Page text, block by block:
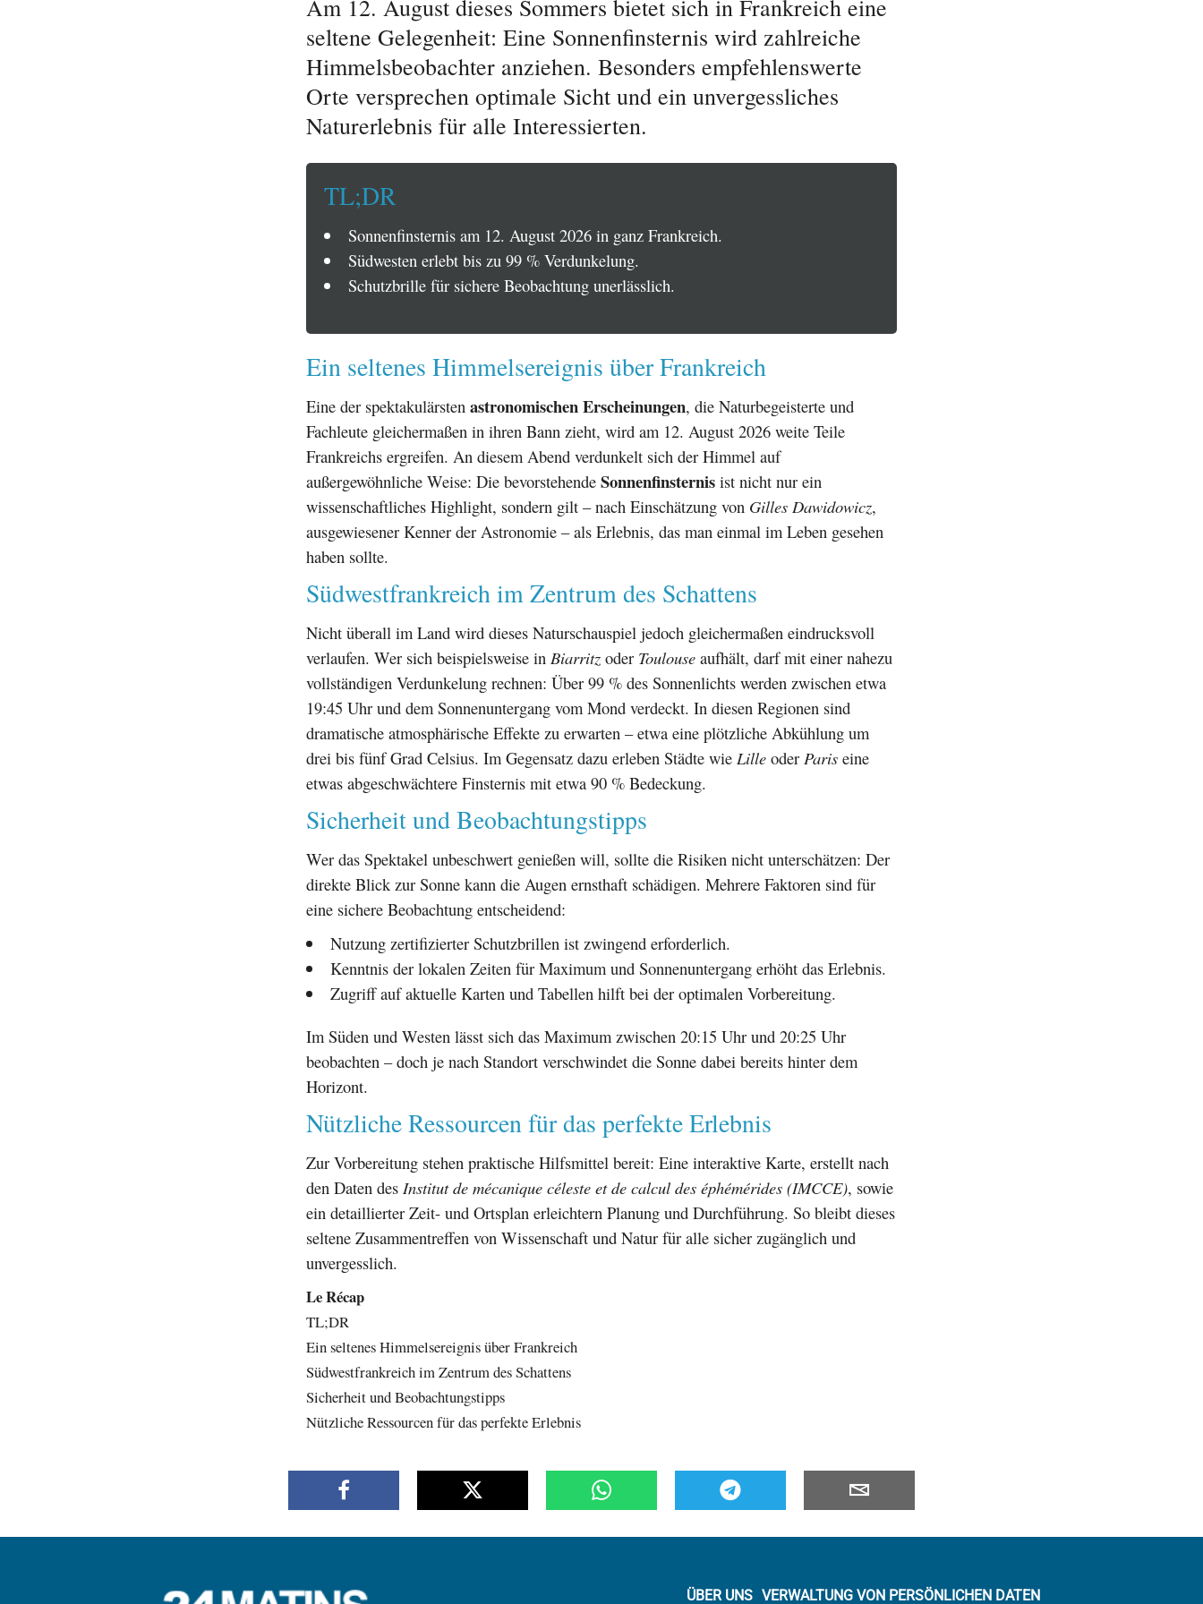
Am 12. August dieses Sommers bietet sich in Frankreich eine
seltene Gelegenheit: Eine Sonnenfinsternis wird zahlreiche
Himmelsbeobachter anziehen. Besonders empfehlenswerte
Orte versprechen optimale Sicht und ein unvergessliches
Naturerlebnis für alle Interessierten.
TL;DR
Sonnenfinsternis am 12. August 2026 in ganz Frankreich.
Südwesten erlebt bis zu 99 % Verdunkelung.
Schutzbrille für sichere Beobachtung unerlässlich.
Ein seltenes Himmelsereignis über Frankreich
Eine der spektakulärsten astronomischen Erscheinungen, die Naturbegeisterte und
Fachleute gleichermaßen in ihren Bann zieht, wird am 12. August 2026 weite Teile
Frankreichs ergreifen. An diesem Abend verdunkelt sich der Himmel auf
außergewöhnliche Weise: Die bevorstehende Sonnenfinsternis ist nicht nur ein
wissenschaftliches Highlight, sondern gilt – nach Einschätzung von Gilles Dawidowicz,
ausgewiesener Kenner der Astronomie – als Erlebnis, das man einmal im Leben gesehen
haben sollte.
Südwestfrankreich im Zentrum des Schattens
Nicht überall im Land wird dieses Naturschauspiel jedoch gleichermaßen eindrucksvoll
verlaufen. Wer sich beispielsweise in Biarritz oder Toulouse aufhält, darf mit einer nahezu
vollständigen Verdunkelung rechnen: Über 99 % des Sonnenlichts werden zwischen etwa
19:45 Uhr und dem Sonnenuntergang vom Mond verdeckt. In diesen Regionen sind
dramatische atmosphärische Effekte zu erwarten – etwa eine plötzliche Abkühlung um
drei bis fünf Grad Celsius. Im Gegensatz dazu erleben Städte wie Lille oder Paris eine
etwas abgeschwächtere Finsternis mit etwa 90 % Bedeckung.
Sicherheit und Beobachtungstipps
Wer das Spektakel unbeschwert genießen will, sollte die Risiken nicht unterschätzen: Der
direkte Blick zur Sonne kann die Augen ernsthaft schädigen. Mehrere Faktoren sind für
eine sichere Beobachtung entscheidend:
Nutzung zertifizierter Schutzbrillen ist zwingend erforderlich.
Kenntnis der lokalen Zeiten für Maximum und Sonnenuntergang erhöht das Erlebnis.
Zugriff auf aktuelle Karten und Tabellen hilft bei der optimalen Vorbereitung.
Im Süden und Westen lässt sich das Maximum zwischen 20:15 Uhr und 20:25 Uhr
beobachten – doch je nach Standort verschwindet die Sonne dabei bereits hinter dem
Horizont.
Nützliche Ressourcen für das perfekte Erlebnis
Zur Vorbereitung stehen praktische Hilfsmittel bereit: Eine interaktive Karte, erstellt nach
den Daten des Institut de mécanique céleste et de calcul des éphémérides (IMCCE), sowie
ein detaillierter Zeit- und Ortsplan erleichtern Planung und Durchführung. So bleibt dieses
seltene Zusammentreffen von Wissenschaft und Natur für alle sicher zugänglich und
unvergesslich.
Le Récap
TL;DR
Ein seltenes Himmelsereignis über Frankreich
Südwestfrankreich im Zentrum des Schattens
Sicherheit und Beobachtungstipps
Nützliche Ressourcen für das perfekte Erlebnis
ÜBER UNS VERWALTUNG VON PERSÖNLICHEN DATEN